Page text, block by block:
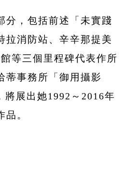
分，包括前述「未實踐
拉消防站、辛辛那提美
等三個里程碑代表作所
蒂事務所「御用攝影
展出她1992～2016年
。